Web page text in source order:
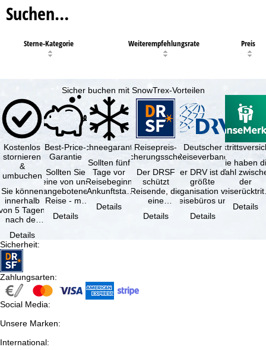
Suchen…
Sterne-Kategorie Weiterempfehlungsrate Preis
Sicher buchen mit SnowTrex-Vorteilen
Kostenlos
stornieren
&
umbuchen
Sie können
innerhalb
5 Tagen
nach der
kostenfrei
…
Details
Best-Price-
Garantie
Sollten Sie
eine von uns
angebotene
Reise - mit
Verfügbarkeit
Details
Schneegarantie
Sollten fünf
Tage vor
Reisebeginn
(Ankunftstag)
aufgrund von
Schneemangel
Details
Reisepreis-
Sicherungsschein
Der DRSF
schützt
Reisende, die
eine
oder
Details
Deutscher
Reiseverband
Der DRV ist die
größte
Organisation von
Reisebüros und
Reiseveranstaltern
in …
Details
Sie haben
Wahl
der
(inklusive
Details
Sicherheit:
Zahlungsarten:
Social Media:
Unsere Marken:
International: